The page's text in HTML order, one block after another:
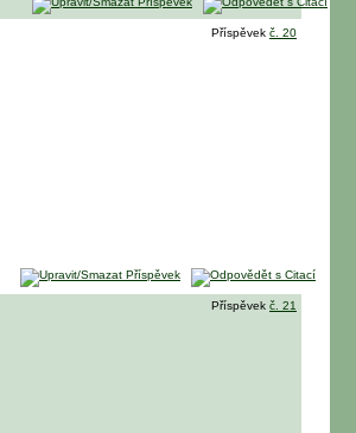
Příspěvek č. 20
Příspěvek č. 21